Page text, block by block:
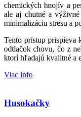
chemických hnojív a
ale aj chutné a výživné
minimalizáciu stresu a
Tento prístup prispieva
odtlačok chovu, čo z
ktorí hľadajú kvalitné a
Viac info
Husokačky